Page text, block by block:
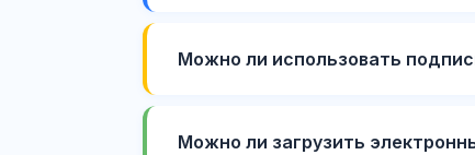
Можно ли использовать
Можно ли загрузить